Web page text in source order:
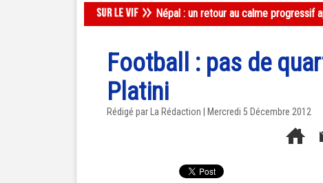
Népal : un retour au calme progressif
Football : pas de
Platini
Rédigé par La Rédaction | Mercredi 5 Décembre 2012